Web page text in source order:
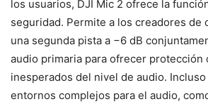
los usuarios, DJI Mic 2 ofrece la
seguridad. Permite a los creadores de
una segunda pista a −6 dB
audio primaria para ofrecer protección
inesperados del nivel de audio.
entornos complejos para el audio,